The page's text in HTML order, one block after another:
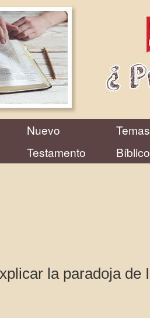
Nuevo
Testamento
Temas
la paradoja de